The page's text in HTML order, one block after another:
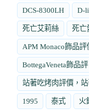
DCS-8300LH D-
死亡艾莉絲 死亡
APM Monaco飾品評
BottegaVeneta飾品評
站著吃烤肉評價，
1995 泰式 火